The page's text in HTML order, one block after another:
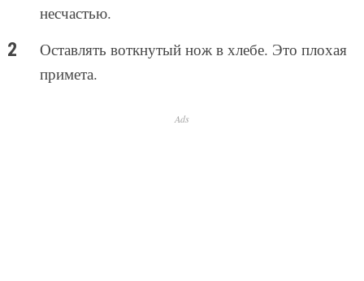
несчастью.
Оставлять воткнутый нож в хлебе. Это плохая
примета.
Ads